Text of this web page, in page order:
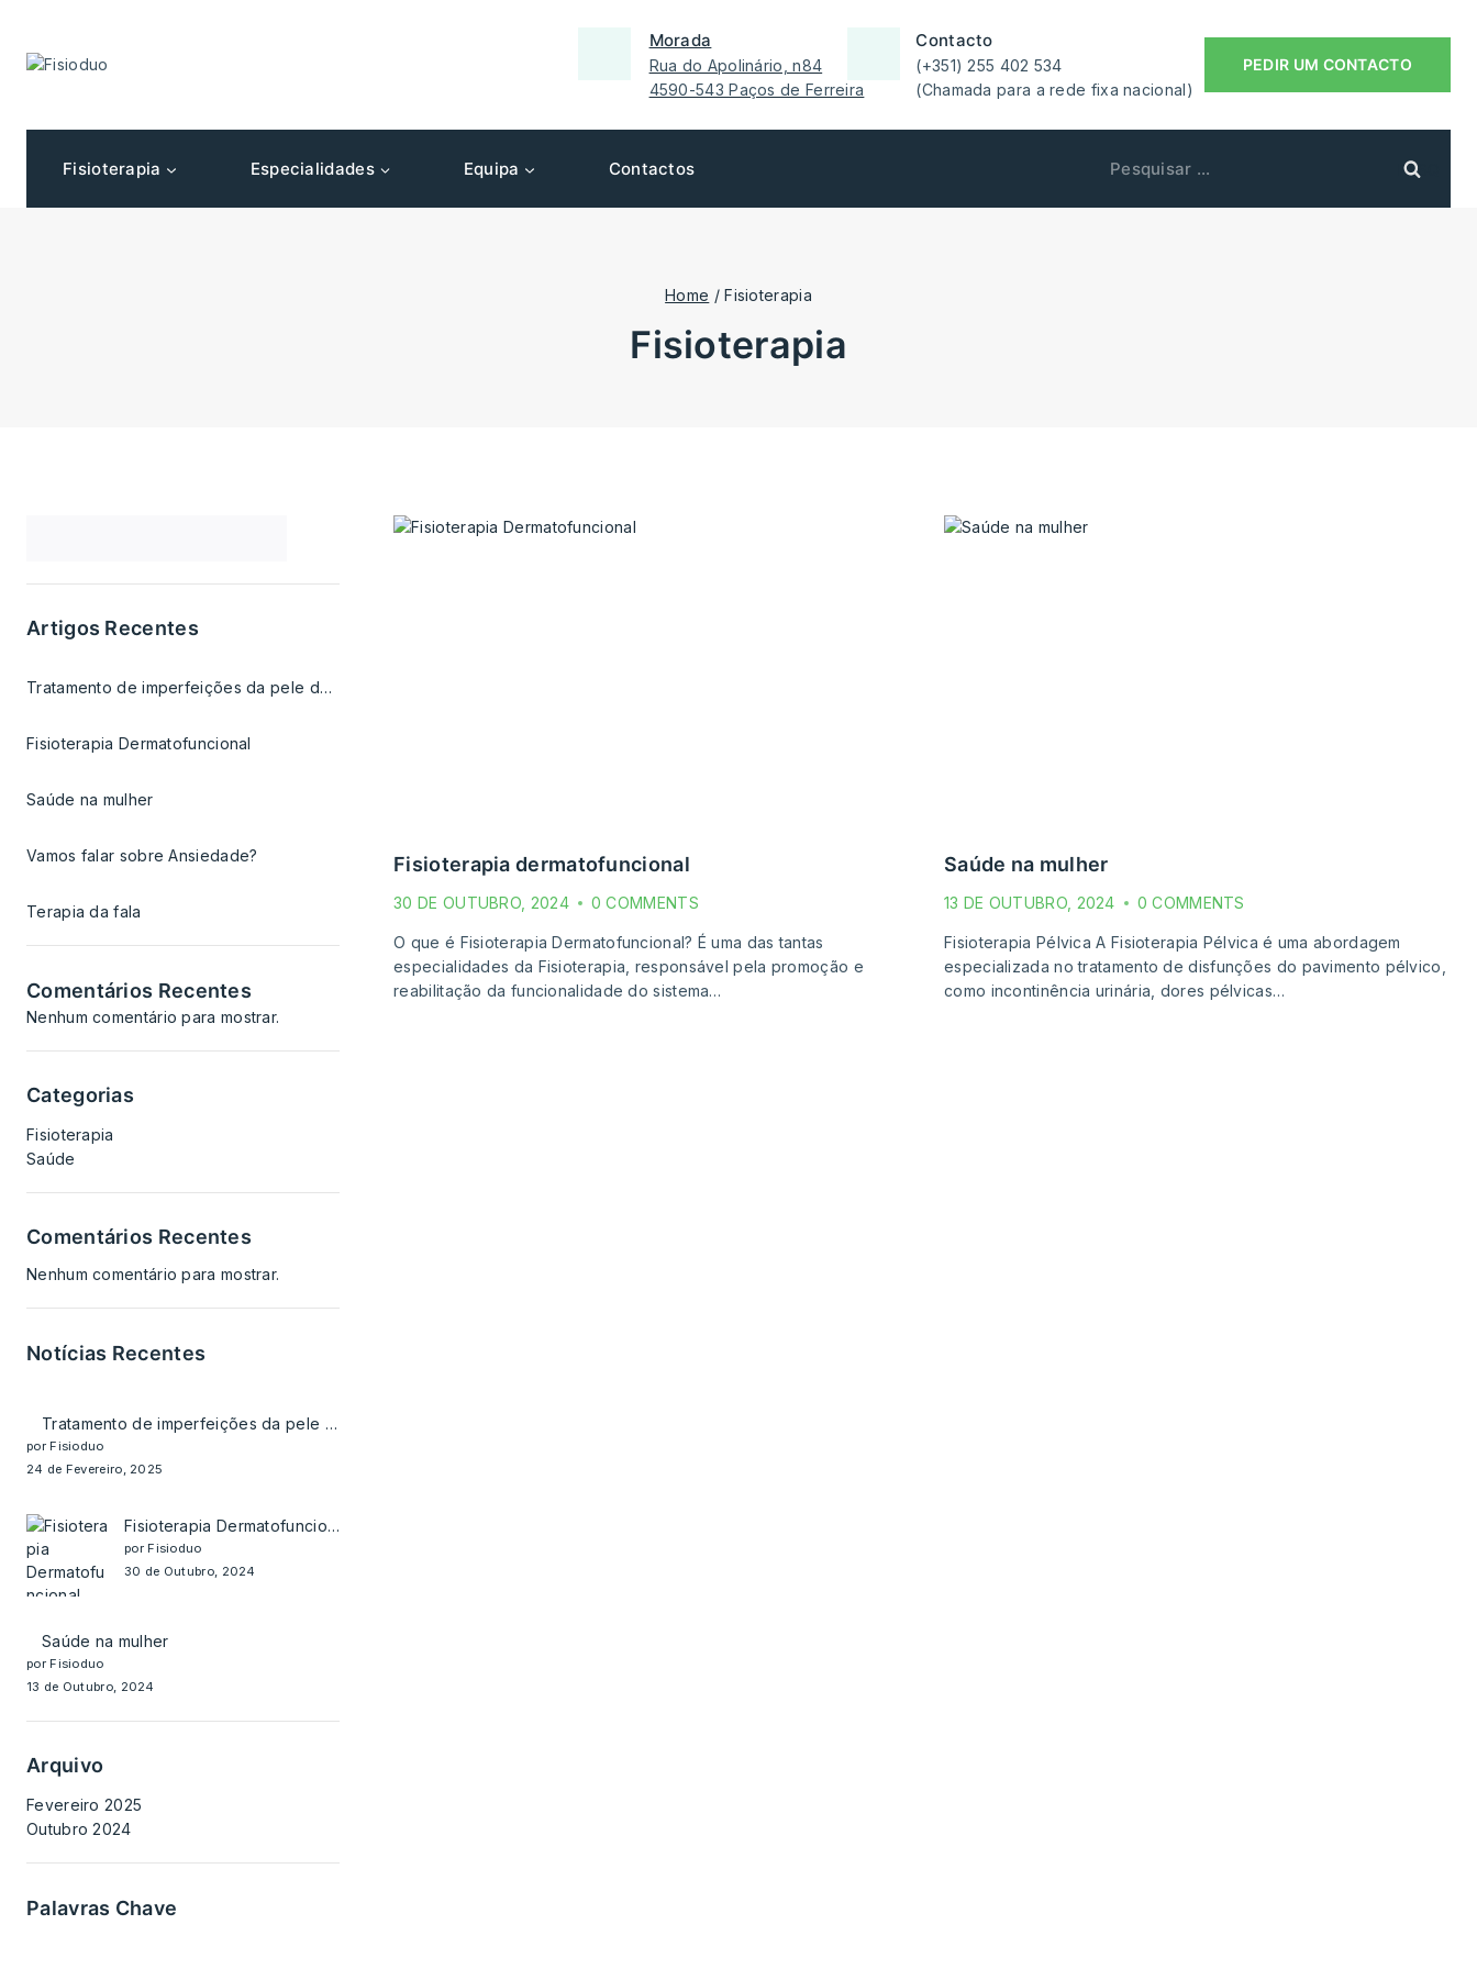
Morada
Rua do Apolinário, n84
4590-543 Paços de Ferreira
Contacto
(+351) 255 402 534
(Chamada para a rede fixa nacional)
PEDIR UM CONTACTO
Fisioterapia Especialidades Equipa Contactos
Home / Fisioterapia
fisioterapia
fisioterapia dermatofuncional
30 DE OUTUBRO, 2024 0 COMMENTS
O que é Fisioterapia Dermatofuncional? É uma das tantas
especialidades da Fisioterapia, responsável pela promoção e
reabilitação da funcionalidade do sistema…
saúde na mulher
13 DE OUTUBRO, 2024 0 COMMENTS
Fisioterapia Pélvica A Fisioterapia Pélvica é uma abordagem
especializada no tratamento de disfunções do pavimento pélvico,
como incontinência urinária, dores pélvicas…
Artigos Recentes
Tratamento de imperfeições da pele do rosto e corpo
Fisioterapia Dermatofuncional
Saúde na mulher
Vamos falar sobre Ansiedade?
Terapia da fala
Comentários Recentes
Nenhum comentário para mostrar.
Categorias
Fisioterapia
Saúde
Comentários Recentes
Nenhum comentário para mostrar.
Notícias Recentes
Tratamento de imperfeições da pele do rosto e corpo
por Fisioduo
24 de Fevereiro, 2025
Fisioterapia Dermatofuncional
por Fisioduo
30 de Outubro, 2024
Saúde na mulher
por Fisioduo
13 de Outubro, 2024
Arquivo
Fevereiro 2025
Outubro 2024
Palavras Chave